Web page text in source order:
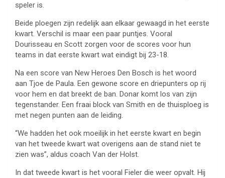
speler is.
Beide ploegen zijn redelijk aan elkaar gewaagd in het eerste
kwart. Verschil is maar een paar puntjes. Vooral
Dourisseau en Scott zorgen voor de scores voor hun
teams in dat eerste kwart wat eindigt bij 23-18.
Na een score van New Heroes Den Bosch is het woord
aan Tjoe de Paula. Een gewone score en driepunters op rij
voor hem en dat breekt de ban. Donar komt los van zijn
tegenstander. Een fraai block van Smith en de thuisploeg is
met negen punten aan de leiding.
“We hadden het ook moeilijk in het eerste kwart en begin
van het tweede kwart wat overigens aan de stand niet te
zien was”, aldus coach Van der Holst.
In dat tweede kwart is het vooral Fieler die weer opvalt. Hij